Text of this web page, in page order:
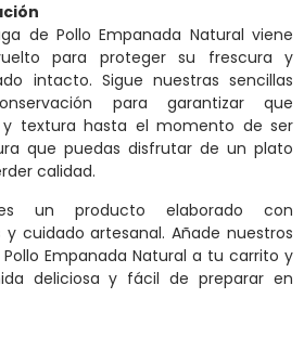
de Pollo Empanada Natural viene
para proteger su frescura y
intacto. Sigue nuestras sencillas
para garantizar que
textura hasta el momento de ser
que puedas disfrutar de un plato
calidad.
un producto elaborado con
cuidado artesanal. Añade nuestros
Empanada Natural a tu carrito y
deliciosa y fácil de preparar en